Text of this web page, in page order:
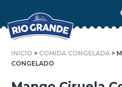
To
Content
INICIO > COMIDA CONGELADA >
CONGELADO